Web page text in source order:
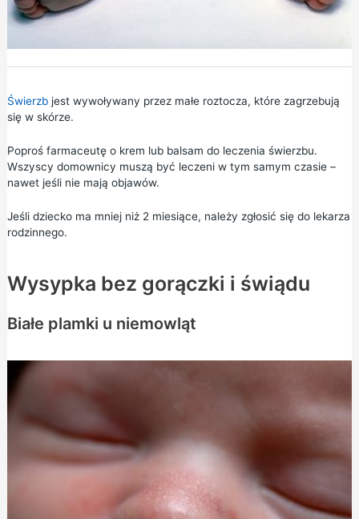
Świerzbjest wywoływany przez małe roztocza, które zagrzebują
się w skórze.
Poproś farmaceutę o krem lub balsam do leczenia świerzbu.
Wszyscy domownicy muszą być leczeni w tym samym czasie –
nawet jeśli nie mają objawów.
Jeśli dziecko ma mniej niż 2 miesiące, należy zgłosić się do lekarza
rodzinnego.
Wysypka bez gorączki i świądu
Białe plamki u niemowląt